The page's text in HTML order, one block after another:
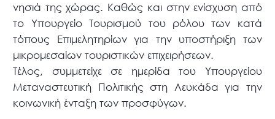
νησιά της χώρας. Καθώς και στην ενίσχυση από
το Υπουργείο Τουρισμού του ρόλου των κατά
τόπους Επιμελητηρίων για την υποστήριξη των
μικρομεσαίων τουριστικών επιχειρήσεων.
Τέλος, συμμετείχε σε ημερίδα του Υπουργείου
Μεταναστευτική Πολιτικής στη Λευκάδα για την
κοινωνική ένταξη των προσφύγων.